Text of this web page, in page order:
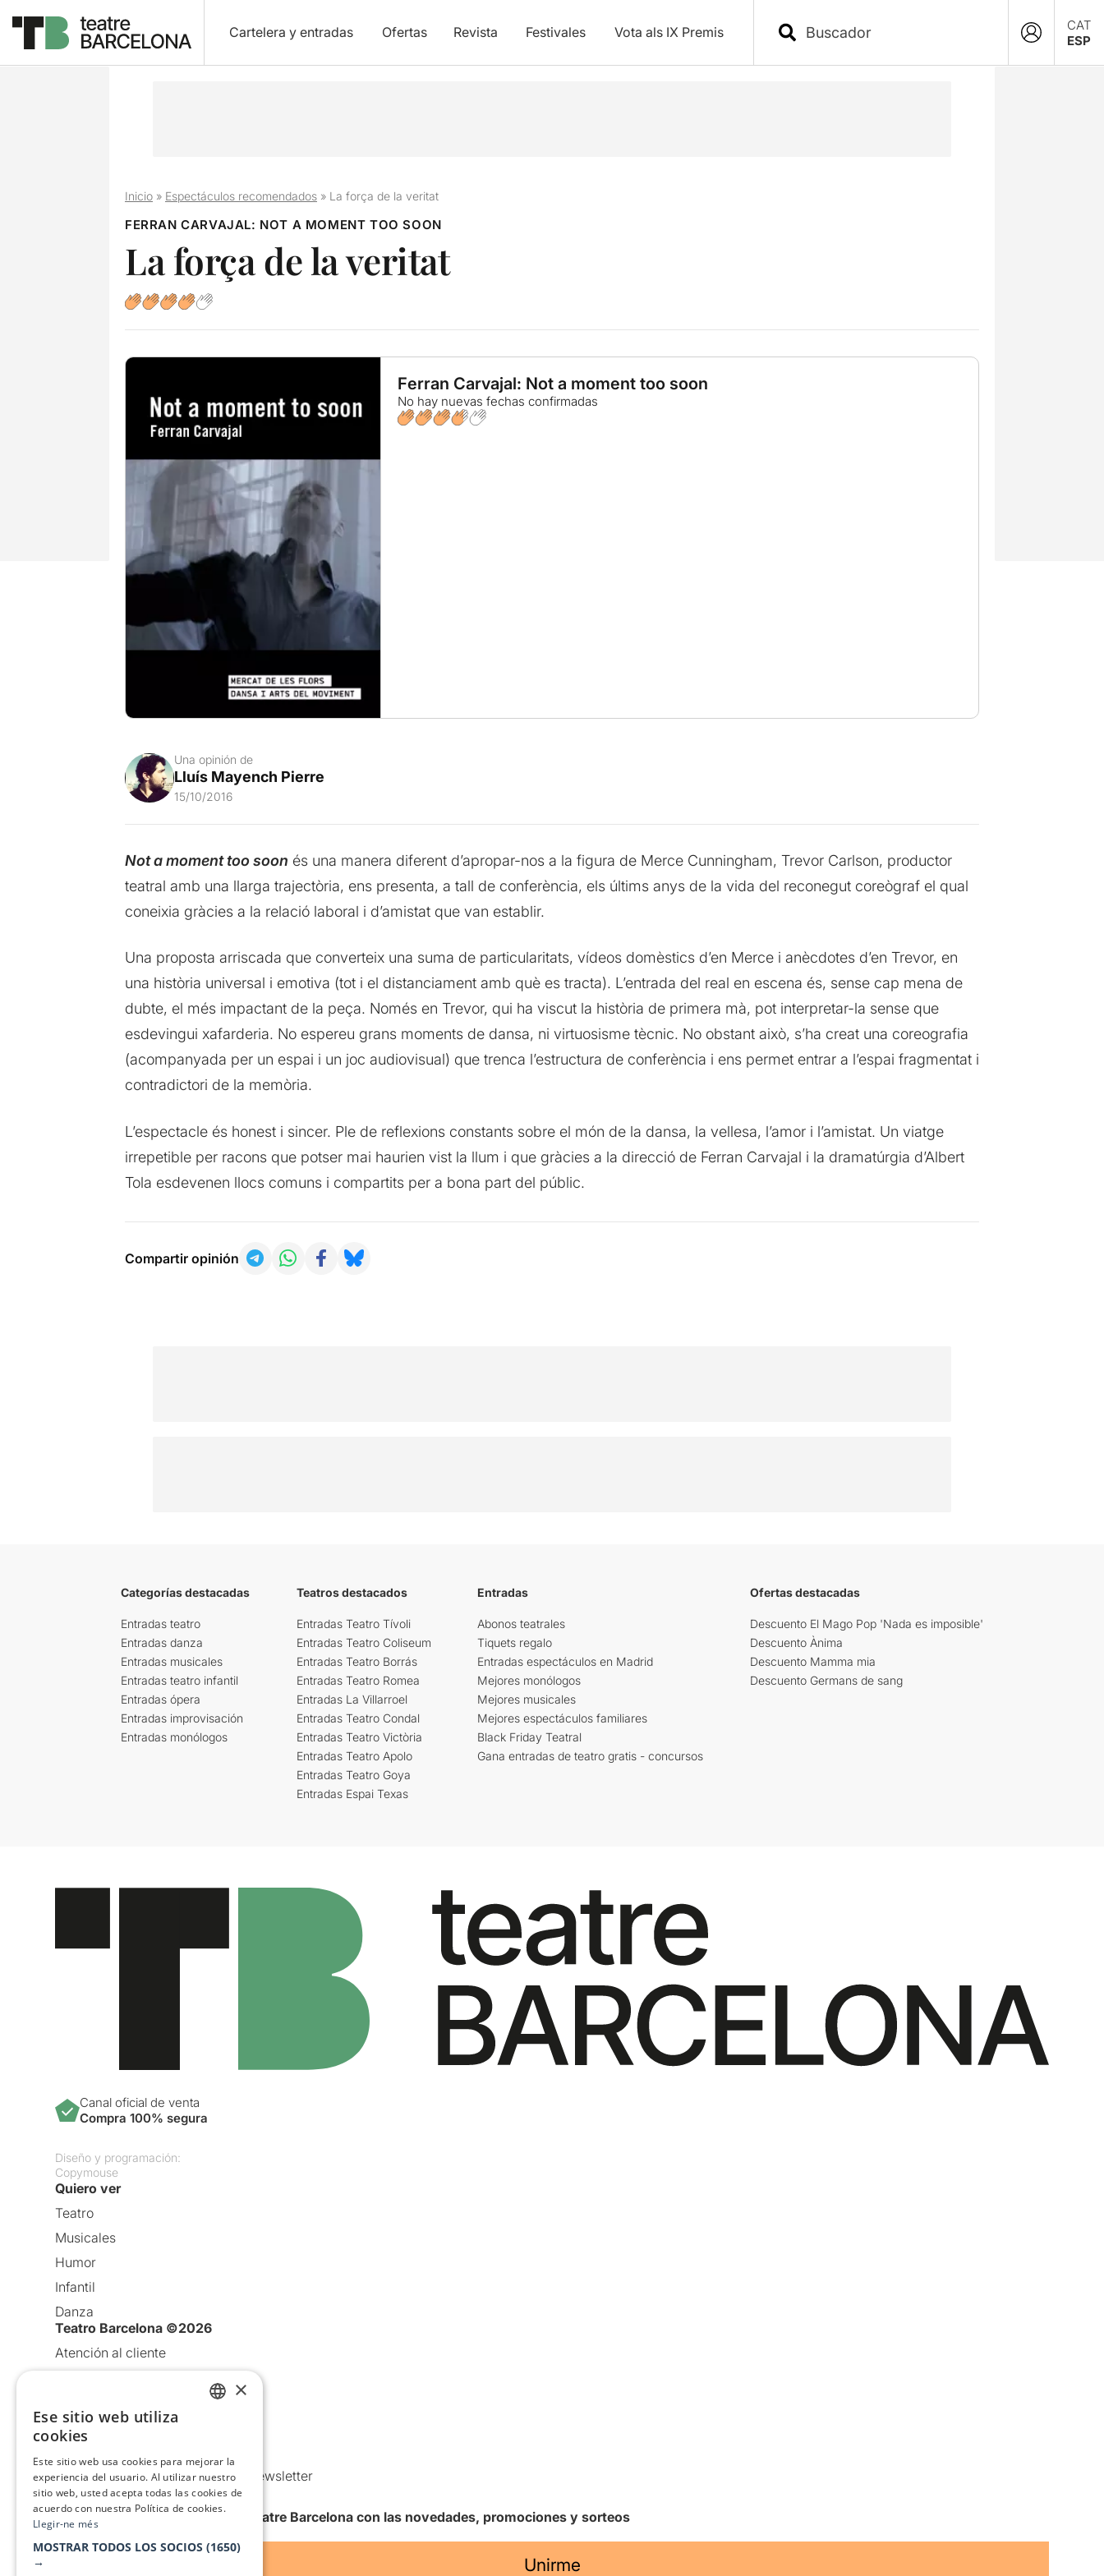
Cartelera y entradas Ofertas Revista Festivales Vota als IX Premis
CAT
ESP
Inicio» Espectáculos recomendados» La força de la veritat
FERRAN CARVAJAL: NOT A MOMENT TOO SOON
La força de la veritat
Ferran Carvajal: Not a moment too soon
No hay nuevas fechas confirmadas
Una opinión de
Lluís Mayench Pierre
15/10/2016
Not a moment too soon és una manera diferent d’apropar-nos a la figura de Merce Cunningham, Trevor Carlson, productor
teatral amb una llarga trajectòria, ens presenta, a tall de conferència, els últims anys de la vida del reconegut coreògraf el qual
coneixia gràcies a la relació laboral i d’amistat que van establir.
Una proposta arriscada que converteix una suma de particularitats, vídeos domèstics d’en Merce i anècdotes d’en Trevor, en
una història universal i emotiva (tot i el distanciament amb què es tracta). L’entrada del real en escena és, sense cap mena de
dubte, el més impactant de la peça. Només en Trevor, qui ha viscut la història de primera mà, pot interpretar-la sense que
esdevingui xafarderia. No espereu grans moments de dansa, ni virtuosisme tècnic. No obstant això, s’ha creat una coreografia
(acompanyada per un espai i un joc audiovisual) que trenca l’estructura de conferència i ens permet entrar a l’espai fragmentat i
contradictori de la memòria.
L’espectacle és honest i sincer. Ple de reflexions constants sobre el món de la dansa, la vellesa, l’amor i l’amistat. Un viatge
irrepetible per racons que potser mai haurien vist la llum i que gràcies a la direcció de Ferran Carvajal i la dramatúrgia d’Albert
Tola esdevenen llocs comuns i compartits per a bona part del públic.
Compartir opinión
Categorías destacadas
Entradas teatro
Entradas danza
Entradas musicales
Entradas teatro infantil
Entradas ópera
Entradas improvisación
Entradas monólogos
Teatros destacados
Entradas Teatro Tívoli
Entradas Teatro Coliseum
Entradas Teatro Borrás
Entradas Teatro Romea
Entradas La Villarroel
Entradas Teatro Condal
Entradas Teatro Victòria
Entradas Teatro Apolo
Entradas Teatro Goya
Entradas Espai Texas
Entradas
Abonos teatrales
Tiquets regalo
Entradas espectáculos en Madrid
Mejores monólogos
Mejores musicales
Mejores espectáculos familiares
Black Friday Teatral
Gana entradas de teatro gratis - concursos
Ofertas destacadas
Descuento El Mago Pop 'Nada es imposible'
Descuento Ànima
Descuento Mamma mia
Descuento Germans de sang
Canal oficial de venta
Compra 100% segura
Diseño y programación:
Copymouse
Quiero ver
Teatro
Musicales
Humor
Infantil
Danza
Teatro Barcelona ©2026
Atención al cliente
Política de Cookies
Comunicaciones comerciales y Newsletter
Anuncia’t
Quiero recibir la newsletter de Teatre Barcelona con las novedades, promociones y sorteos
Unirme
×
Ese sitio web utiliza
cookies
Este sitio web usa cookies para mejorar la
experiencia del usuario. Al utilizar nuestro
sitio web, usted acepta todas las cookies de
acuerdo con nuestra Política de cookies.
Llegir-ne més
MOSTRAR TODOS LOS SOCIOS (1650)
→